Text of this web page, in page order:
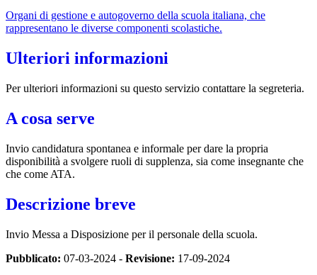
Organi di gestione e autogoverno della scuola italiana, che
rappresentano le diverse componenti scolastiche.
Ulteriori informazioni
Per ulteriori informazioni su questo servizio contattare la segreteria.
A cosa serve
Invio candidatura spontanea e informale per dare la propria
disponibilità a svolgere ruoli di supplenza, sia come insegnante che
che come ATA.
Descrizione breve
Invio Messa a Disposizione per il personale della scuola.
Pubblicato: 07-03-2024 - Revisione: 17-09-2024